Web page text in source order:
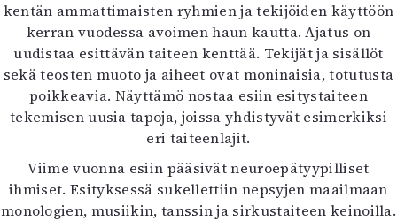
Info
Tilaus ja irtonumerot
Yhteistyössä
Toimitus
Mediatiedot
Kaltio ry
kentän ammattimaisten ryhmien ja tekijöiden käyttöön
kerran vuodessa avoimen haun kautta. Ajatus on
uudistaa esittävän taiteen kenttää. Tekijät ja sisällöt
sekä teosten muoto ja aiheet ovat moninaisia, totutusta
poikkeavia. Näyttämö nostaa esiin esitystaiteen
tekemisen uusia tapoja, joissa yhdistyvät esimerkiksi
eri taiteenlajit.
Viime vuonna esiin pääsivät neuroepätyypilliset
ihmiset. Esityksessä sukellettiin nepsyjen maailmaan
monologien, musiikin, tanssin ja sirkustaiteen keinoilla.